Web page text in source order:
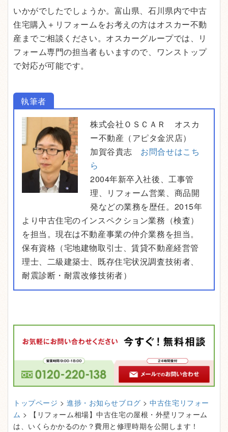
いかがでしたでしょうか。富山県、石川県内で中古
住宅購入＋リフォームをお考えの方はオスカー不動
産までご相談ください。オスカーグループでは、リ
フォーム専門の担当者もいますので、ワンストップ
で対応が可能です。
執筆者
株式会社ＯＳＣＡＲ オスカ
ー不動産（アピタ金沢店）
加賀谷貴志 お問合せはこち
ら
2004年新卒入社後、工事管
理、リフォーム営業、商品開
発などの業務を歴任。2015年
より中古住宅のインスペクション業務（検査）
を担当。現在は不動産事業の仲介業務を担当。
保有資格（宅地建物取引士、賃貸不動産経営管
理士、二級建築士、既存住宅状況調査技術者、
耐震診断・耐震改修技術者）
トップページ >進捗・お知らせブログ >中古住宅リフォー
ム > 【リフォーム相場】中古住宅の屋根・外壁リフォーム
は、いくらかかるのか？費用と修理時期を公開します！